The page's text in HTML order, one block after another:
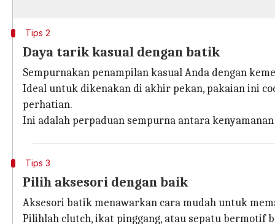
Tips 2
Daya tarik kasual dengan batik
Sempurnakan penampilan kasual Anda dengan
Ideal untuk dikenakan di akhir pekan, pakaian ini
perhatian.
Ini adalah perpaduan sempurna antara
Tips 3
Pilih aksesori dengan baik
Aksesori batik menawarkan cara mudah untuk
Pilihlah clutch, ikat pinggang, atau sepatu bermotif